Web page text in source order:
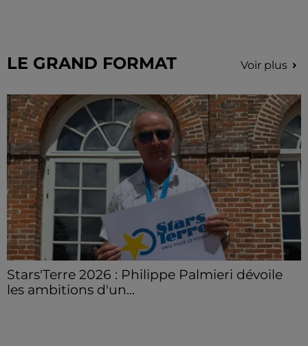
LE GRAND FORMAT Voir plus
Stars'Terre 2026 : Philippe Palmieri dévoile
les ambitions d'un...